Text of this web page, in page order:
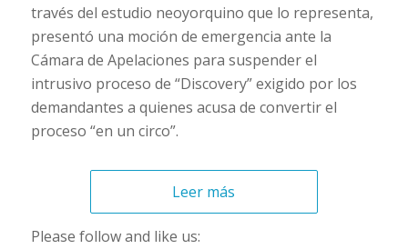
través del estudio neoyorquino que lo representa,
presentó una moción de emergencia ante la
Cámara de Apelaciones para suspender el
intrusivo proceso de “Discovery” exigido por los
demandantes a quienes acusa de convertir el
proceso “en un circo”.
Leer más
Please follow and like us: